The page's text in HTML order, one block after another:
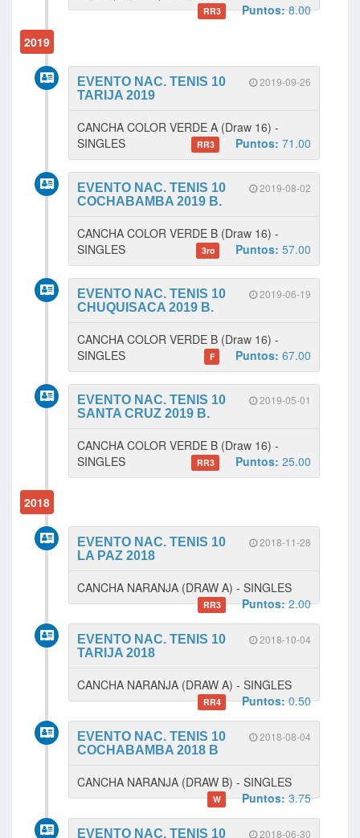
RR3 Puntos:8.00
2019
2019-09-26
EVENTO NAC. TENIS 10
TARIJA 2019
CANCHA COLOR VERDE A (Draw 16) -
SINGLES
RR3 Puntos: 71.00
2019-08-02
EVENTO NAC. TENIS 10
COCHABAMBA 2019 B.
CANCHA COLOR VERDE B (Draw 16) -
SINGLES
3ro Puntos: 57.00
2019-06-19
EVENTO NAC. TENIS 10
CHUQUISACA 2019 B.
CANCHA COLOR VERDE B (Draw 16) -
SINGLES
F Puntos: 67.00
2019-05-01
EVENTO NAC. TENIS 10
SANTA CRUZ 2019 B.
CANCHA COLOR VERDE B (Draw 16) -
SINGLES
RR3 Puntos: 25.00
2018
2018-11-28
EVENTO NAC. TENIS 10
LA PAZ 2018
CANCHA NARANJA (DRAW A) - SINGLES
RR3 Puntos:2.00
2018-10-04
EVENTO NAC. TENIS 10
TARIJA 2018
CANCHA NARANJA (DRAW A) - SINGLES
RR4 Puntos:0.50
2018-08-04
EVENTO NAC. TENIS 10
COCHABAMBA 2018 B
CANCHA NARANJA (DRAW B) - SINGLES
W Puntos:3.75
2018-06-30
EVENTO NAC. TENIS 10